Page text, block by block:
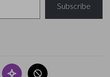
Subscribe